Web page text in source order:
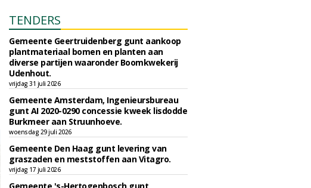
TENDERS
Gemeente Geertruidenberg gunt aankoop
plantmateriaal bomen en planten aan
diverse partijen waaronder Boomkwekerij
Udenhout.
vrijdag 31 juli 2026
Gemeente Amsterdam, Ingenieursbureau
gunt AI 2020-0290 concessie kweek lisdodde
Burkmeer aan Struunhoeve.
woensdag 29 juli 2026
Gemeente Den Haag gunt levering van
graszaden en meststoffen aan Vitagro.
vrijdag 17 juli 2026